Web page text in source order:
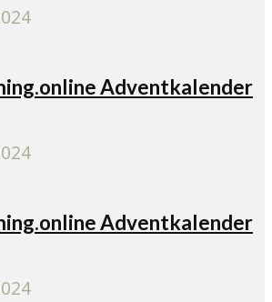
Adventkalender
Adventkalender